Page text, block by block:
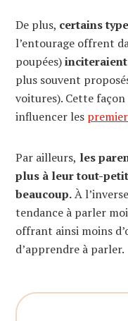
De plus, certains
l’entourage offrent
poupées)
plus souvent
voitures). Cette façon
influencer les
Par ailleurs, les
plus à leur tout-
beaucoup.À
tendance à parler
offrant ainsi moins
d’apprendre à parler.